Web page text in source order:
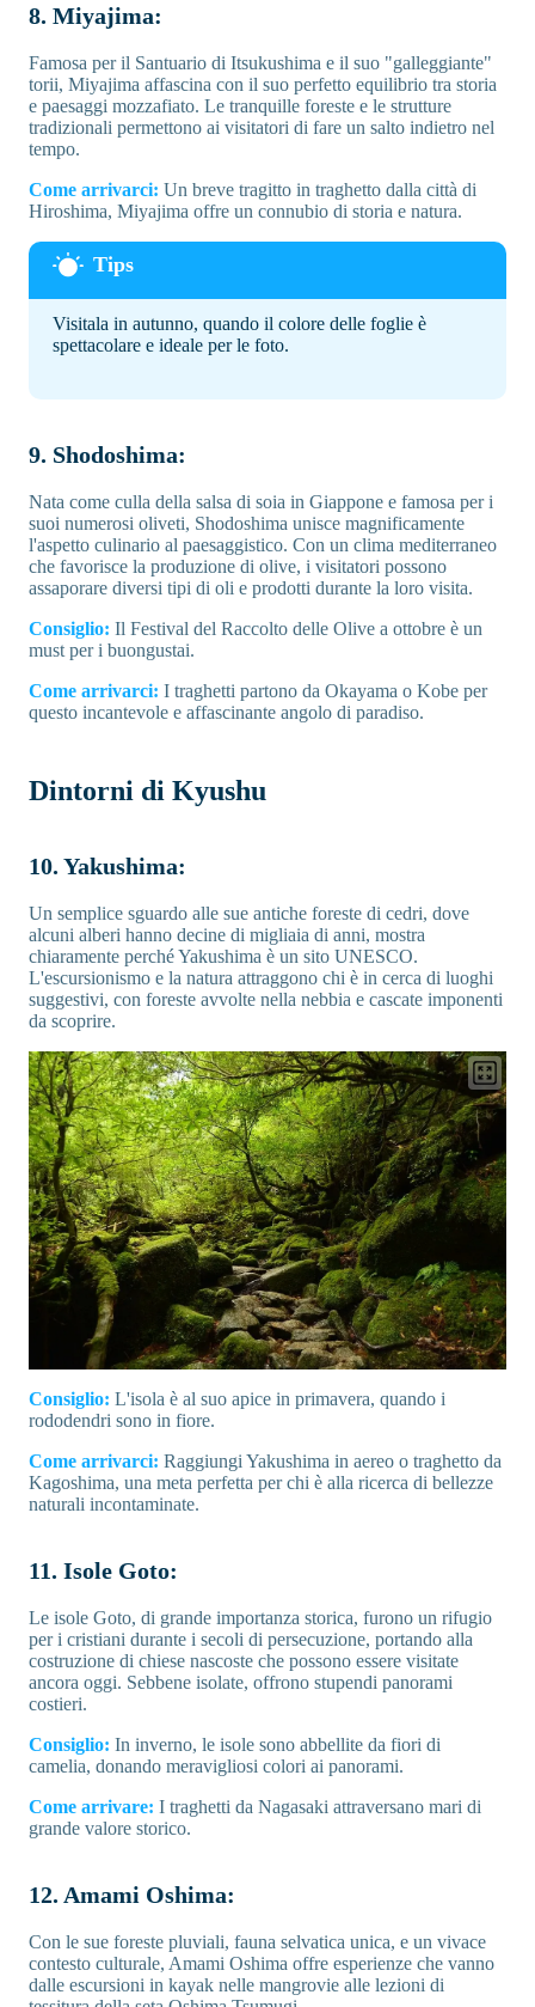
8. Miyajima:
Famosa per il Santuario di Itsukushima e il suo "galleggiante"
torii, Miyajima affascina con il suo perfetto equilibrio tra storia
e paesaggi mozzafiato. Le tranquille foreste e le strutture
tradizionali permettono ai visitatori di fare un salto indietro nel
tempo.
Come arrivarci: Un breve tragitto in traghetto dalla città di
Hiroshima, Miyajima offre un connubio di storia e natura.
Visitala in autunno, quando il colore delle foglie è
spettacolare e ideale per le foto.
9. Shodoshima:
Nata come culla della salsa di soia in Giappone e famosa per i
suoi numerosi oliveti, Shodoshima unisce magnificamente
l'aspetto culinario al paesaggistico. Con un clima mediterraneo
che favorisce la produzione di olive, i visitatori possono
assaporare diversi tipi di oli e prodotti durante la loro visita.
Consiglio: Il Festival del Raccolto delle Olive a ottobre è un
must per i buongustai.
Come arrivarci: I traghetti partono da Okayama o Kobe per
questo incantevole e affascinante angolo di paradiso.
Dintorni di Kyushu
10. Yakushima:
Un semplice sguardo alle sue antiche foreste di cedri, dove
alcuni alberi hanno decine di migliaia di anni, mostra
chiaramente perché Yakushima è un sito UNESCO.
L'escursionismo e la natura attraggono chi è in cerca di luoghi
suggestivi, con foreste avvolte nella nebbia e cascate imponenti
da scoprire.
Consiglio: L'isola è al suo apice in primavera, quando i
rododendri sono in fiore.
Come arrivarci: Raggiungi Yakushima in aereo o traghetto da
Kagoshima, una meta perfetta per chi è alla ricerca di bellezze
naturali incontaminate.
11. Isole Goto:
Le isole Goto, di grande importanza storica, furono un rifugio
per i cristiani durante i secoli di persecuzione, portando alla
costruzione di chiese nascoste che possono essere visitate
ancora oggi. Sebbene isolate, offrono stupendi panorami
costieri.
Consiglio: In inverno, le isole sono abbellite da fiori di
camelia, donando meravigliosi colori ai panorami.
Come arrivare: I traghetti da Nagasaki attraversano mari di
grande valore storico.
12. Amami Oshima:
Con le sue foreste pluviali, fauna selvatica unica, e un vivace
contesto culturale, Amami Oshima offre esperienze che vanno
dalle escursioni in kayak nelle mangrovie alle lezioni di